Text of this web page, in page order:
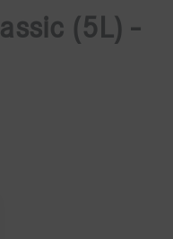
(5L) -